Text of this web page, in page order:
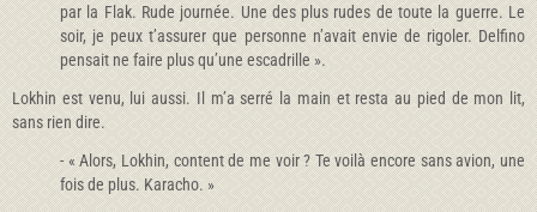
par la Flak. Rude journée. Une des plus rudes de toute la guerre. Le
soir, je peux t’assurer que personne n’avait envie de rigoler. Delfino
pensait ne faire plus qu’une escadrille ».
Lokhin est venu, lui aussi. Il m’a serré la main et resta au pied de mon lit,
sans rien dire.
- « Alors, Lokhin, content de me voir ? Te voilà encore sans avion, une
fois de plus. Karacho. »